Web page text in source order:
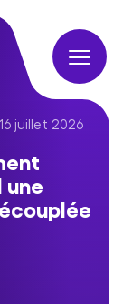
donne aux DSI
16 juillet 2026
une